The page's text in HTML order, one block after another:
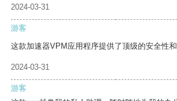
2024-03-31
游客
这款加速器VPM应用程序提供了顶级的安全性和
2024-03-31
游客